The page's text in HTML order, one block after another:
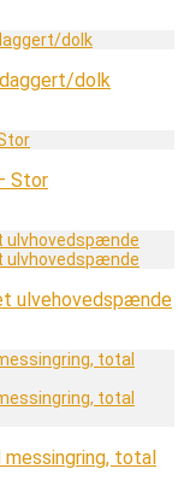
dolk
Stor
ulvehovedspænde
total